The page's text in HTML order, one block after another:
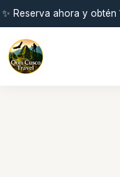
✨ Reserva ahora y